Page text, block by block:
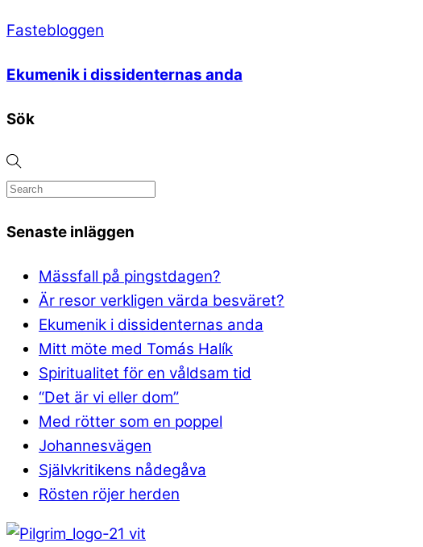
Fastebloggen
Ekumenik i dissidenternas anda
Sök
Senaste inläggen
Mässfall på pingstdagen?
Är resor verkligen värda besväret?
Ekumenik i dissidenternas anda
Mitt möte med Tomás Halík
Spiritualitet för en våldsam tid
“Det är vi eller dom”
Med rötter som en poppel
Johannesvägen
Självkritikens nådegåva
Rösten röjer herden